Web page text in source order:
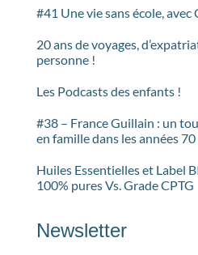
#41 Une vie sans école,
20 ans de voyages,
personne !
Les Podcasts des enfants !
#38 – France Guillain : un
en famille dans les années 70
Huiles Essentielles et Label
100% pures Vs. Grade CPTG
Newsletter